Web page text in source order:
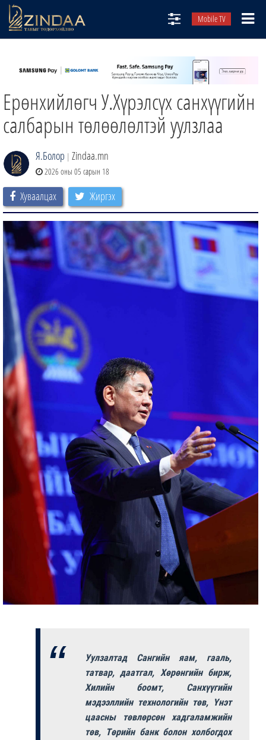
Mobile TV
ТВ8
ӨГЛӨӨНИЙ СОНИН
АУДИО ЗОХИОЛ
ЗИНДАА СЭТГҮҮЛ
Ерөнхийлөгч У.Хүрэлсүх санхүүгийн
салбарын төлөөлөлтэй уулзлаа
Я.Болор | Zindaa.mn
2026 оны 05 сарын 18
Хуваалцах Жиргэх
Уулзалтад Сангийн яам, гааль,
татвар, даатгал, Хөрөнгийн бирж,
Хилийн боомт, Санхүүгийн
мэдээллийн технологийн төв, Үнэт
цаасны төвлөрсөн хадгаламжийн
төв, Төрийн банк болон холбогдох